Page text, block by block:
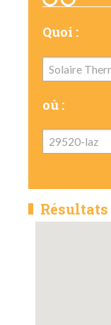
Quoi :
Solaire
où :
29520-laz
Résultats